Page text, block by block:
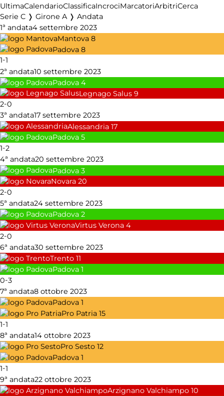
UltimaCalendarioClassificaIncrociMarcatoriArbitriCerca
Serie C ❭ Girone A ❭ Andata
1ª andata4 settembre 2023
Mantova 8
Padova 8
1-1
2ª andata10 settembre 2023
Padova 4
Legnago Salus 9
2-0
3ª andata17 settembre 2023
Alessandria 17
Padova 5
1-2
4ª andata20 settembre 2023
Padova 3
Novara 20
2-0
5ª andata24 settembre 2023
Padova 2
Virtus Verona 4
2-0
6ª andata30 settembre 2023
Trento 11
Padova 1
0-3
7ª andata8 ottobre 2023
Padova 1
Pro Patria 15
1-1
8ª andata14 ottobre 2023
Pro Sesto 12
Padova 1
1-1
9ª andata22 ottobre 2023
Arzignano Valchiampo 10